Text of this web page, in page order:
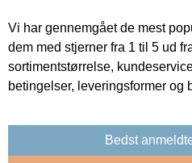
Vi har gennemgået de mest
dem med stjerner fra 1 til 5 ud
sortimentstørrelse,
betingelser, leveringsformer og
Bedst